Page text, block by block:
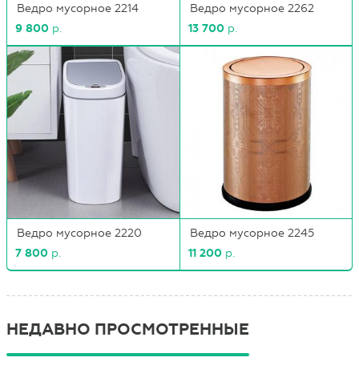
Ведро мусорное 2214
9 800 р.
Ведро мусорное 2262
13 700 р.
Ведро мусорное 2220
7 800 р.
Ведро мусорное 2245
11 200 р.
НЕДАВНО ПРОСМОТРЕННЫЕ